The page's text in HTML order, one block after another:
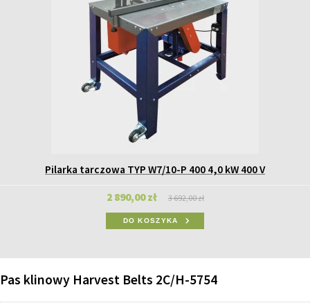
Pilarka tarczowa TYP W7/10-P 400 4,0 kW 400 V
2 890,00 zł 3 692,00 zł
DO KOSZYKA
Pas klinowy Harvest Belts 2C/H-5754